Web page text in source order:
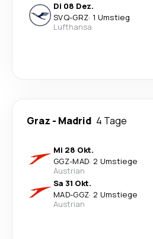
Di 08 Dez.
SVQ-GRZ· 1 Umstieg
Lufthansa
Graz - Madrid 4 Tage
Mi 28 Okt.
GGZ-MAD· 2 Umstiege
Austrian
Sa 31 Okt.
MAD-GGZ· 2 Umstiege
Austrian